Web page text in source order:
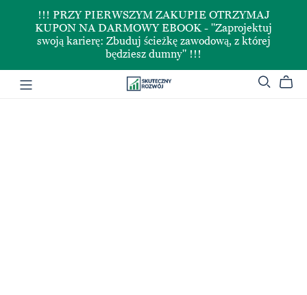
!!! PRZY PIERWSZYM ZAKUPIE OTRZYMAJ
KUPON NA DARMOWY EBOOK - "Zaprojektuj
swoją karierę: Zbuduj ścieżkę zawodową, z której
będziesz dumny" !!!